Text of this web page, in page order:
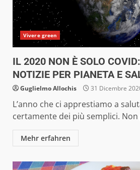
Vivere green
IL 2020 NON È SOLO
NOTIZIE PER PIANETA E
Guglielmo Allochis 31 Dicembre
L’anno che ci apprestiamo a
certamente dei più semplici. Non
Mehr erfahren